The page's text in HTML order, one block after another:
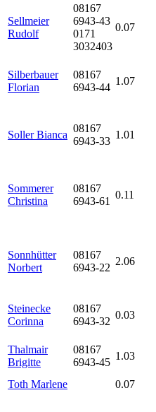
Sellmeier
Rudolf
08167
6943-43
0171
3032403
0.07
Silberbauer
Florian
08167
6943-44
1.07
Soller Bianca
08167
6943-33
1.01
Sommerer
Christina
08167
6943-61
0.11
Sonnhütter
Norbert
08167
6943-22
2.06
Steinecke
Corinna
08167
6943-32
0.03
Thalmair
Brigitte
08167
6943-45
1.03
Toth Marlene
0.07